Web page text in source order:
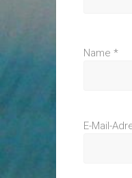
Name *
E-Mail-